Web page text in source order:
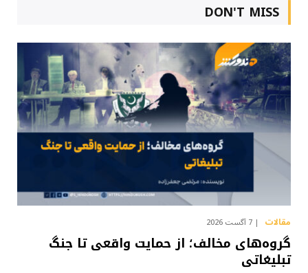
DON'T MISS
مقالات 7 آگست 2026
گروه‌های مخالف؛ از حمایت واقعی تا جنگ
تبلیغاتی